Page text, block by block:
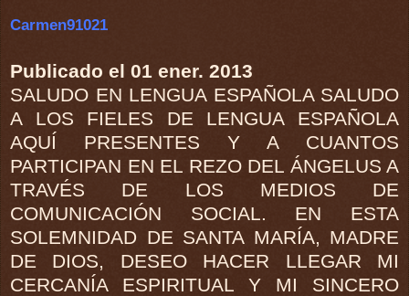
Carmen91021
Publicado el 01 ener. 2013
SALUDO EN LENGUA ESPAÑOLA SALUDO
A LOS FIELES DE LENGUA ESPAÑOLA
AQUÍ PRESENTES Y A CUANTOS
PARTICIPAN EN EL REZO DEL ÁNGELUS A
TRAVÉS DE LOS MEDIOS DE
COMUNICACIÓN SOCIAL. EN ESTA
SOLEMNIDAD DE SANTA MARÍA, MADRE
DE DIOS, DESEO HACER LLEGAR MI
CERCANÍA ESPIRITUAL Y MI SINCERO